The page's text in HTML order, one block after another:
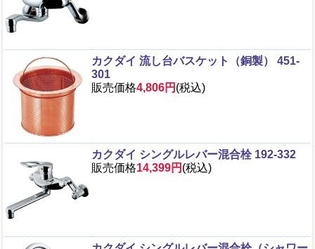
カクダイ 流し台バスケット（銅製） 451-
301
販売価格4,806円 (税込)
カクダイ シングルレバー混合栓 192-332
販売価格14,399円 (税込)